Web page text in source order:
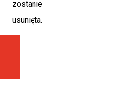
zostanie
usunięta.